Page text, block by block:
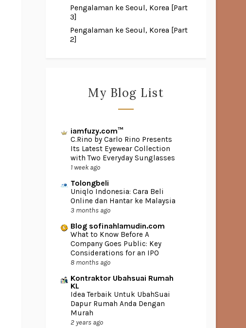
Pengalaman ke Seoul, Korea [Part
3]
Pengalaman ke Seoul, Korea [Part
2]
My Blog List
iamfuzy.com™
C.Rino by Carlo Rino Presents
Its Latest Eyewear Collection
with Two Everyday Sunglasses
1 week ago
Tolongbeli
Uniqlo Indonesia: Cara Beli
Online dan Hantar ke Malaysia
3 months ago
Blog sofinahlamudin.com
What to Know Before A
Company Goes Public: Key
Considerations for an IPO
8 months ago
Kontraktor Ubahsuai Rumah
KL
Idea Terbaik Untuk UbahSuai
Dapur Rumah Anda Dengan
Murah
2 years ago